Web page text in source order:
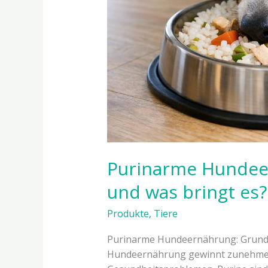
Purinarme
und was bringt es?
Produkte, Tiere
Purinarme Hundeernährung:
Hundeernährung gewinnt